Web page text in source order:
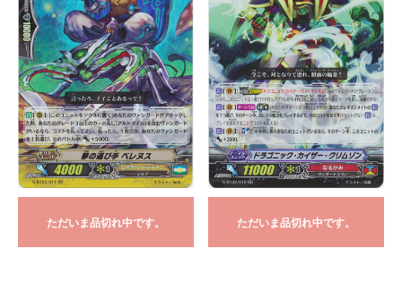
ただいま品切れ中です。 ただいま品切れ中です。